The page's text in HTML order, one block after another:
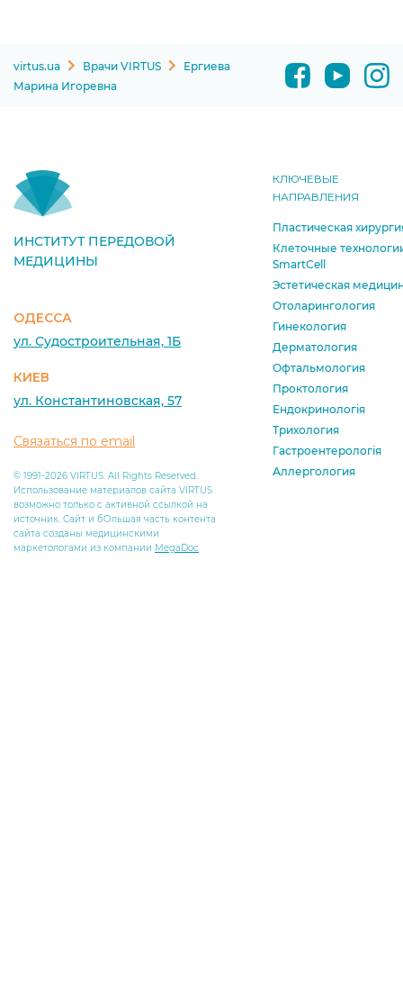
virtus.ua Врачи VIRTUS
Ергиева
Марина Игоревна
ИНСТИТУТ ПЕРЕДОВОЙ
МЕДИЦИНЫ
ОДЕССА
ул. Судостроительная, 1Б
КИЕВ
ул. Константиновская, 57
Связаться по email
© 1991-2026 VIRTUS. All Rights Reserved.
Использование материалов сайта VIRTUS
возможно только с активной ссылкой на
источник. Сайт и бОльшая часть контента
сайта созданы медицинскими
маркетологами из компании MegaDoc
КЛЮЧЕВЫЕ
НАПРАВЛЕНИЯ
Пластическая
Клеточные
SmartCell
Эстетическая
Отоларингология
Гинекология
Дерматология
Офтальмология
Проктология
Ендокринологія
Трихология
Гастроентерологія
Аллергология